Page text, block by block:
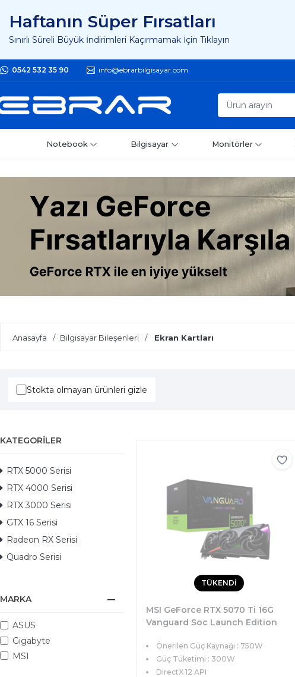
Haftanın Süper Fırsatları
Sınırlı Süreli Büyük İndirimleri Kaçırmamak İçin Tıklayın
0542 532 35 90 info@ebrarbilgisayar.com
Notebook Bilgisayar Monitörler
Anasayfa Bilgisayar Bileşenleri Ekran Kartları
Stokta olmayan ürünleri gizle
KATEGORILER
RTX 5000 Serisi
RTX 4000 Serisi
RTX 3000 Serisi
GTX 16 Serisi
Radeon RX Serisi
Quadro Serisi
MARKA
ASUS
Gigabyte
MSI
MSI GeForce RTX 5070 Ti 16G
Vanguard Soc Launch Edition
(3xDP 1xHDMI) Ekran Kartı
Önerilen Güç Kaynağı : 750W
Güç Tüketimi : 300W
DirectX 12 API
TÜKENDİ